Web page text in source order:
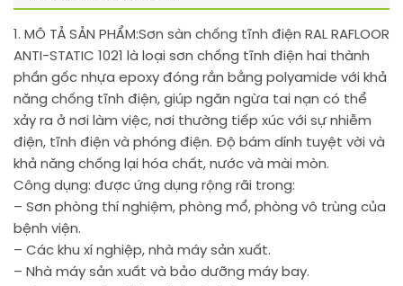
1. MÔ TẢ SẢN PHẨM:Sơn sàn chống tĩnh điện RAL RAFLOOR
ANTI-STATIC 1021 là loại sơn chống tĩnh điện hai thành
phần gốc nhựa epoxy đóng rắn bằng polyamide với khả
năng chống tĩnh điện, giúp ngăn ngừa tai nạn có thể
xảy ra ở nơi làm việc, nơi thường tiếp xúc với sự nhiễm
điện, tĩnh điện và phóng điện. Độ bám dính tuyệt vời và
khả năng chống lại hóa chất, nước và mài mòn.
Công dụng: được ứng dụng rộng rãi trong:
– Sơn phòng thí nghiệm, phòng mổ, phòng vô trùng của
bệnh viện.
– Các khu xí nghiệp, nhà máy sản xuất.
– Nhà máy sản xuất và bảo dưỡng máy bay.